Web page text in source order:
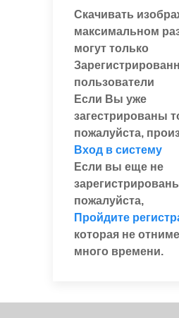
Скачивать
максимальном
могут только
пользователи
Если Вы уже
загестрированы
пожалуйста,
Вход в систему
Если вы еще не
пожалуйста,
Пройдите
которая не
много времени.